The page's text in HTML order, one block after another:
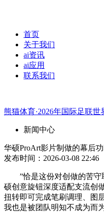
首页
关于我们
ai资讯
ai应用
联系我们
熊猫体育·2026年国际足联世
新闻中心
华硕ProArt影片制做的幕后
发布时间：2026-03-08 22:46
”恰是这份对创做的苦守
硕创意旋钮深度适配支流创
扭转即可完成笔刷调理、图
我也是被团队明知不成为而